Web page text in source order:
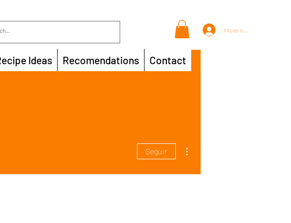
Iniciar sesión
Ideas Recomendations Contact
Seguir